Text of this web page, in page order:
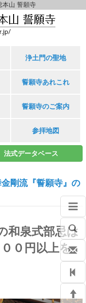
山 誓願寺
浄土門の聖地
誓願寺あれこれ
誓願寺のご案内
参拝地図
法式データベース
剛流『誓願寺』の
和泉式部忌は
０円以上を